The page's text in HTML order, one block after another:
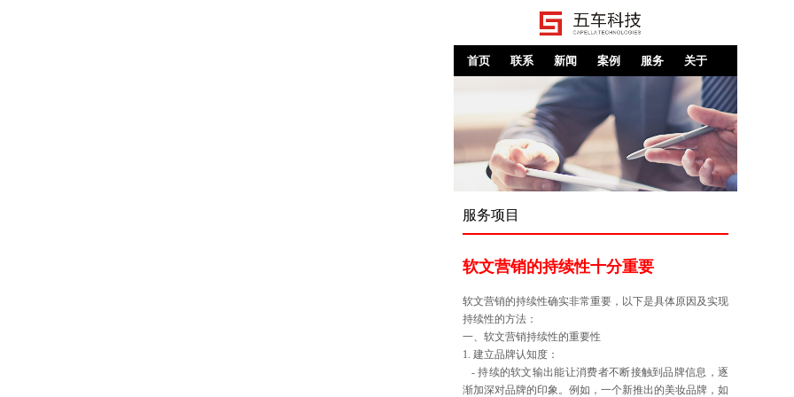
首页 联系 新闻 案例 服务 关于
服务项目
软文营销的持续性十分重要
软文营销的持续性确实非常重要，以下是具体原因及实现
持续性的方法：
一、软文营销持续性的重要性
1. 建立品牌认知度：
- 持续的软文输出能让消费者不断接触到品牌信息，逐
渐加深对品牌的印象。例如，一个新推出的美妆品牌，如